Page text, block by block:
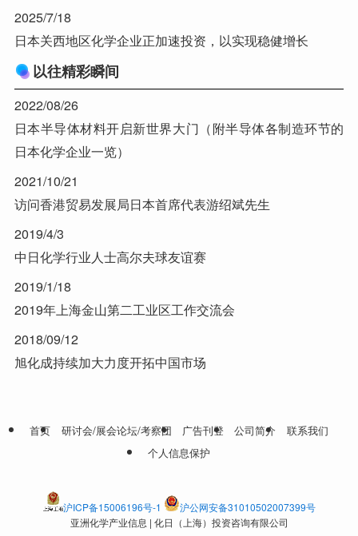
2025/7/18
日本关西地区化学企业正加速投资，以实现稳健增长
以往精彩瞬间
2022/08/26
日本半导体材料开启新世界大门（附半导体各制造环节的
日本化学企业一览）
2021/10/21
访问香港贸易发展局日本首席代表游绍斌先生
2019/4/3
中日化学行业人士高尔夫球友谊赛
2019/1/18
2019年上海金山第二工业区工作交流会
2018/09/12
旭化成持续加大力度开拓中国市场
首页 研讨会/展会论坛/考察团 广告刊登 公司简介
联系我们
个人信息保护
沪ICP备15006196号-1
沪公网安备31010502007399号
亚洲化学产业信息 | 化日（上海）投资咨询有限公司